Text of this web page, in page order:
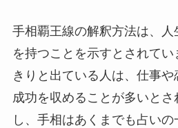
手相覇王線の解釈方法は、
を持つことを示すとされて
きりと出ている人は、仕事
成功を収めることが多いと
し、手相はあくまでも占い